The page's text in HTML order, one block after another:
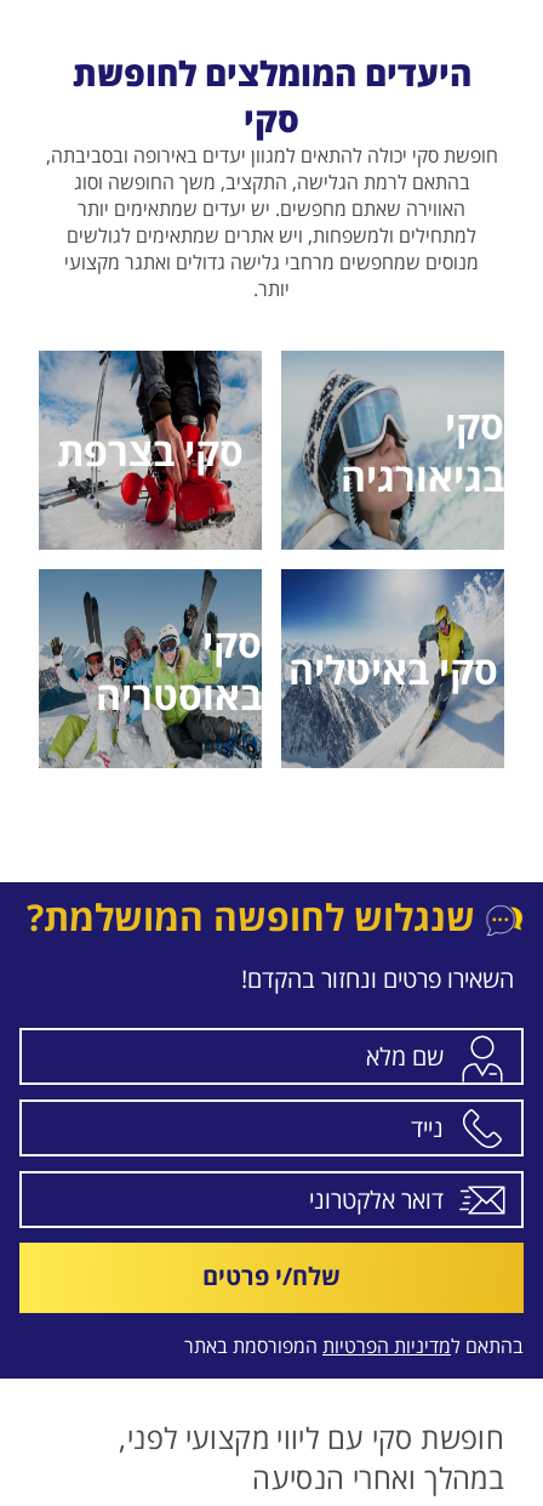
היעדים המומלצים לחופשת
סקי
חופשת סקי יכולה להתאים למגוון יעדים באירופה ובסביבתה,
בהתאם לרמת הגלישה, התקציב, משך החופשה וסוג
האווירה שאתם מחפשים. יש יעדים שמתאימים יותר
למתחילים ולמשפחות, ויש אתרים שמתאימים לגולשים
מנוסים שמחפשים מרחבי גלישה גדולים ואתגר מקצועי
יותר.
סקי
בגיאורגיה
סקי בצרפת
סקי באיטליה סקי
באוסטריה
שנגלוש לחופשה המושלמת?
השאירו פרטים ונחזור בהקדם!
שלח/י פרטים
בהתאם למדיניות הפרטיות המפורסמת באתר
חופשת סקי עם ליווי מקצועי לפני,
במהלך ואחרי הנסיעה